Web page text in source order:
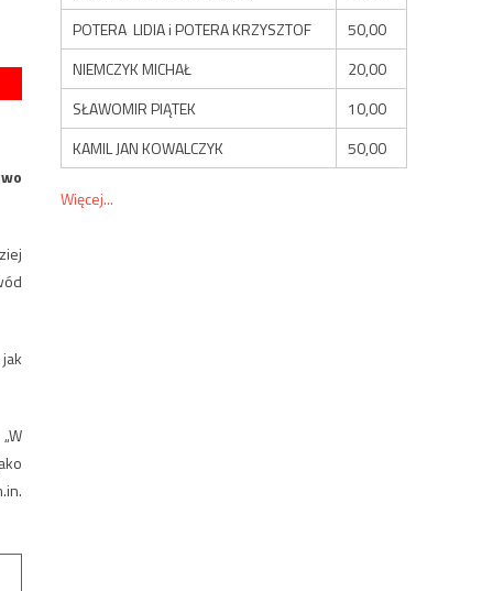
POTERA LIDIA i POTERA KRZYSZTOF
50,00
NIEMCZYK MICHAŁ
20,00
SŁAWOMIR PIĄTEK
10,00
KAMIL JAN KOWALCZYK
50,00
Więcej...